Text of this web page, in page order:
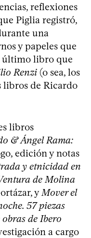
reflexiones
Piglia registró,
una
y papeles que
último libro que
Renzi (o sea, los
libros de Ricardo
libros
& Ángel Rama:
edición y notas
y etnicidad en
de Molina
y Mover el
57 piezas
de Ibero
a cargo